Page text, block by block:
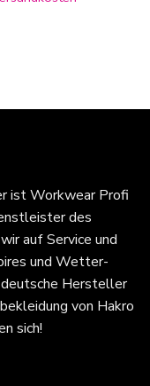
ist Workwear Profi
des
auf Service und
und Wetter-
Hersteller
von Hakro
sich!